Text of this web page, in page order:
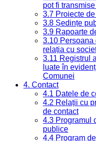
pot fi
3.7 Proiecte
3.8 Ședințe
3.9 Rapoarte
3.10 Persoana
relația cu
3.11 Registrul
luate în
Comunei
4. Contact
4.1 Datele de
4.2 Relații cu
de contact
4.3 Programul
publice
4.4 Program